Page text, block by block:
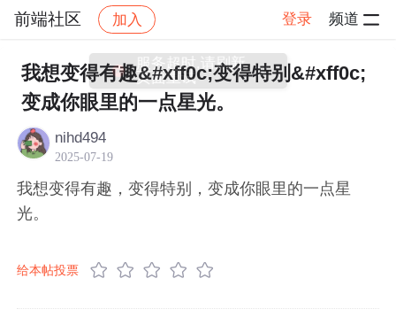
前端社区 加入 登录 频道
社区 前端社区 感慨 帖子详情
我想变得有趣&#xff0c;变得特别&#xff0c;
变成你眼里的一点星光。
nihd494
2025-07-19
我想变得有趣，变得特别，变成你眼里的一点星
光。
给本帖投票
服务超时,请刷新
页面重试